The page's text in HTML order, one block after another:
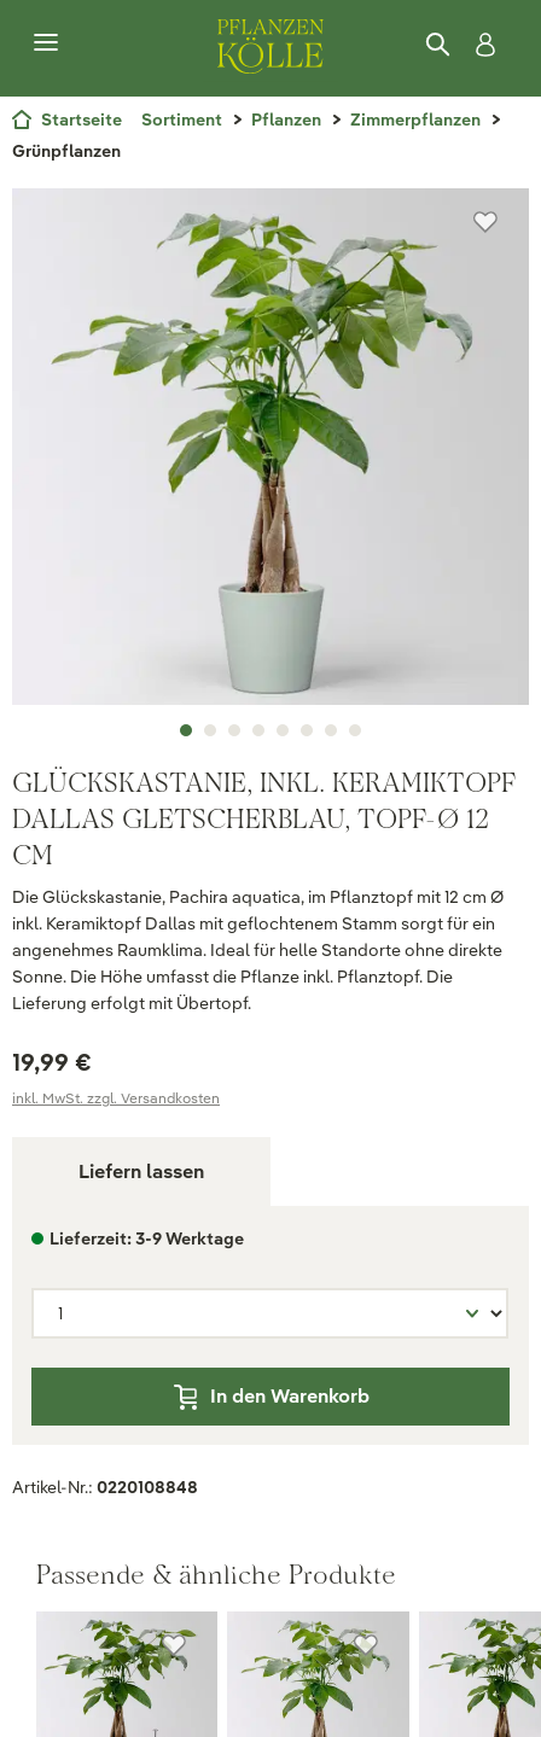
Startseite Sortiment Pflanzen
Zimmerpflanzen
Grünpflanzen
GLÜCKSKASTANIE, INKL. KERAMIKTOPF
DALLAS GLETSCHERBLAU, TOPF-Ø 12
CM
Die Glückskastanie, Pachira aquatica, im Pflanztopf mit 12 cm Ø
inkl. Keramiktopf Dallas mit geflochtenem Stamm sorgt für ein
angenehmes Raumklima. Ideal für helle Standorte ohne direkte
Sonne. Die Höhe umfasst die Pflanze inkl. Pflanztopf. Die
Lieferung erfolgt mit Übertopf.
19,99 €
inkl. MwSt. zzgl. Versandkosten
Liefern lassen
Lieferzeit: 3-9 Werktage
In den Warenkorb
Artikel-Nr.: 0220108848
Passende & ähnliche Produkte